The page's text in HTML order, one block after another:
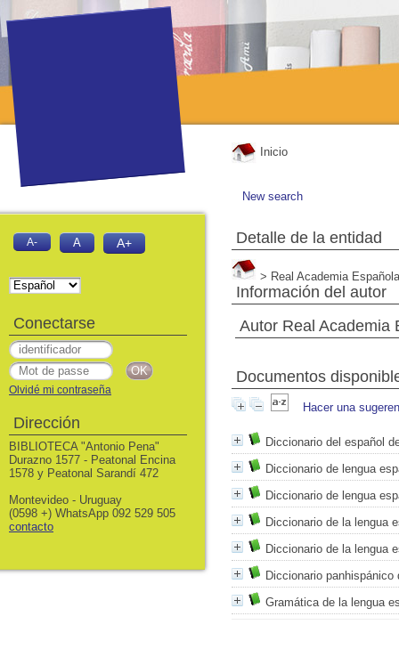
Inicio
New search
Detalle de la entidad
> Real Academia Española
Información del autor
Autor Real Academia
Documentos
Hacer una
Diccionario del español
Diccionario de lengua
Diccionario de lengua
Diccionario de la lengua
Diccionario de la lengua
Diccionario panhispánico
Gramática de la lengua
A- A A+
Conectarse
Olvidé mi contraseña
Dirección
BIBLIOTECA "Antonio Pena"
Durazno 1577 - Peatonal Encina
1578 y Peatonal Sarandí 472
Montevideo - Uruguay
(0598 +) WhatsApp 092 529 505
contacto